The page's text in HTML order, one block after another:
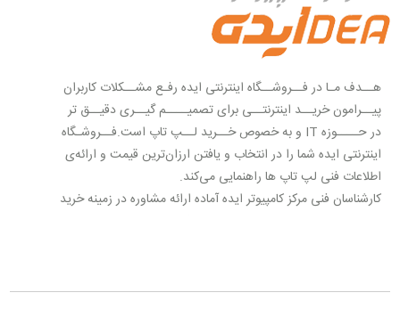
هــدف مـا در فــروشــگاه اینترنتی ایده رفـع مشــکلات کاربران
پیــرامون خریــد اینترنتــی برای تصمیــــم گیــری دقیــق تر
در حــــوزه IT و به خصوص خــرید لــپ تاپ است.فــروشـگاه
اینترنتی ایده شما را در انتخاب و یافتن ارزان‌ترین قیمت و ارائه‌ی
اطلاعات فنی لپ تاپ ها راهنمایی می‌کند.
کارشناسان فنی مرکز کامپیوتر ایده آماده ارائه مشاوره در زمینه خرید
تخصصی بررسی می‌شوند تا شما کاربران بتوانید با اطلاعات دقیق‌تر